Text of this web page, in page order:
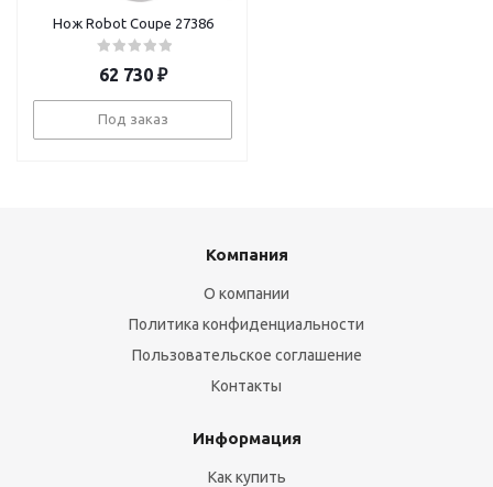
Нож Robot Coupe 27386
62 730₽
Под заказ
Компания
О компании
Политика конфиденциальности
Пользовательское соглашение
Контакты
Информация
Как купить